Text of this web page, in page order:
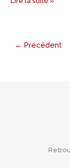
← Précédent